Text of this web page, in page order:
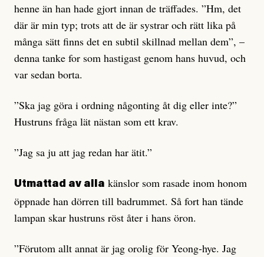
henne än han hade gjort innan de träffades. ”Hm, det
där är min typ; trots att de är systrar och rätt lika på
många sätt finns det en subtil skillnad mellan dem”, –
denna tanke for som hastigast genom hans huvud, och
var sedan borta.
”Ska jag göra i ordning någonting åt dig eller inte?”
Hustruns fråga lät nästan som ett krav.
”Jag sa ju att jag redan har ätit.”
Utmattad av alla känslor som rasade inom honom
öppnade han dörren till badrummet. Så fort han tände
lampan skar hustruns röst åter i hans öron.
”Förutom allt annat är jag orolig för Yeong-hye. Jag